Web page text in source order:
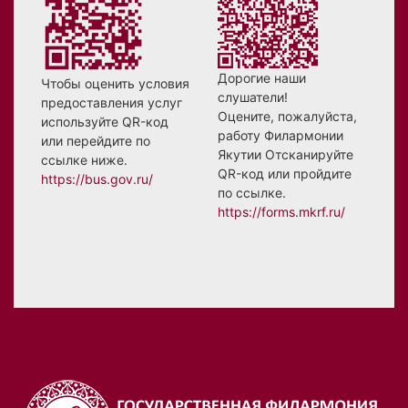
Чтобы оценить условия
предоставления услуг
используйте QR-код
или перейдите по
ссылке ниже.
https://bus.gov.ru/
Дорогие наши
слушатели!
Оцените, пожалуйста,
работу Филармонии
Якутии Отсканируйте
QR-код или пройдите
по ссылке.
https://forms.mkrf.ru/